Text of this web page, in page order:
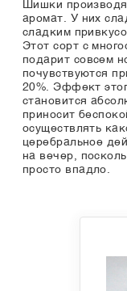
Шишки
аромат. У них
сладким
Этот сорт с
подарит совсем
почувствуются
20%. Эффект
становится
приносит
осуществлять
церебральное
на вечер,
просто впадло.